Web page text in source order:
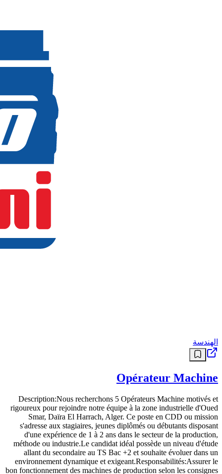
الهندسة
Opérateur Machine
Description:Nous recherchons 5 Opérateurs Machine motivés et
rigoureux pour rejoindre notre équipe à la zone industrielle d'Oued
Smar, Daïra El Harrach, Alger. Ce poste en CDD ou mission
s'adresse aux stagiaires, jeunes diplômés ou débutants disposant
d'une expérience de 1 à 2 ans dans le secteur de la production,
méthode ou industrie.Le candidat idéal possède un niveau d'étude
allant du secondaire au TS Bac +2 et souhaite évoluer dans un
environnement dynamique et exigeant.Responsabilités:Assurer le
bon fonctionnement des machines de production selon les consignes